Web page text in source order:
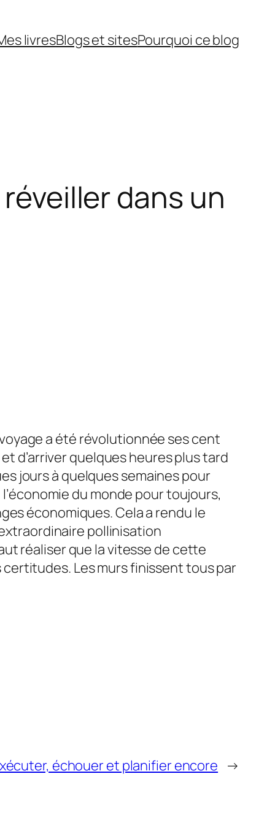
livresBlogs et sitesPourquoi ce blog
dans un
a été révolutionnée ses cent
d’arriver quelques heures plus tard
jours à quelques semaines pour
du monde pour toujours,
économiques. Cela a rendu le
pollinisation
réaliser que la vitesse de cette
Les murs finissent tous par
échouer et planifier encore →